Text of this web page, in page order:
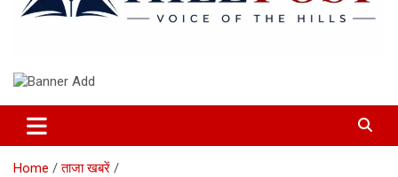
The Hillpost
Home
ताजा खबरें